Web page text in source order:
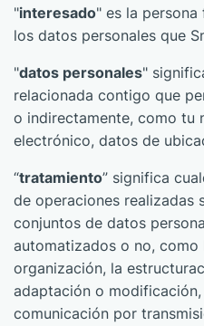
"interesado" es la
los datos personales que
"datos personales"
relacionada contigo que
o indirectamente, como tu
electrónico, datos de
“tratamiento” significa
de operaciones realizadas
conjuntos de datos
automatizados o no,
organización, la
adaptación o
comunicación por